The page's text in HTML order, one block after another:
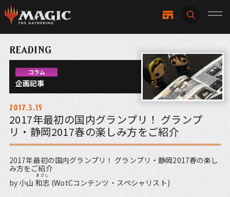
READING
コラム
企画記事
2017.3.15
2017年最初の国内グランプリ！ グランプ
リ・静岡2017春の楽しみ方をご紹介
2017年最初の国内グランプリ！ グランプリ・静岡2017春の楽し
み方をご紹介
by 小山 和志
まさし
(WotCコンテンツ・スペシャリスト)